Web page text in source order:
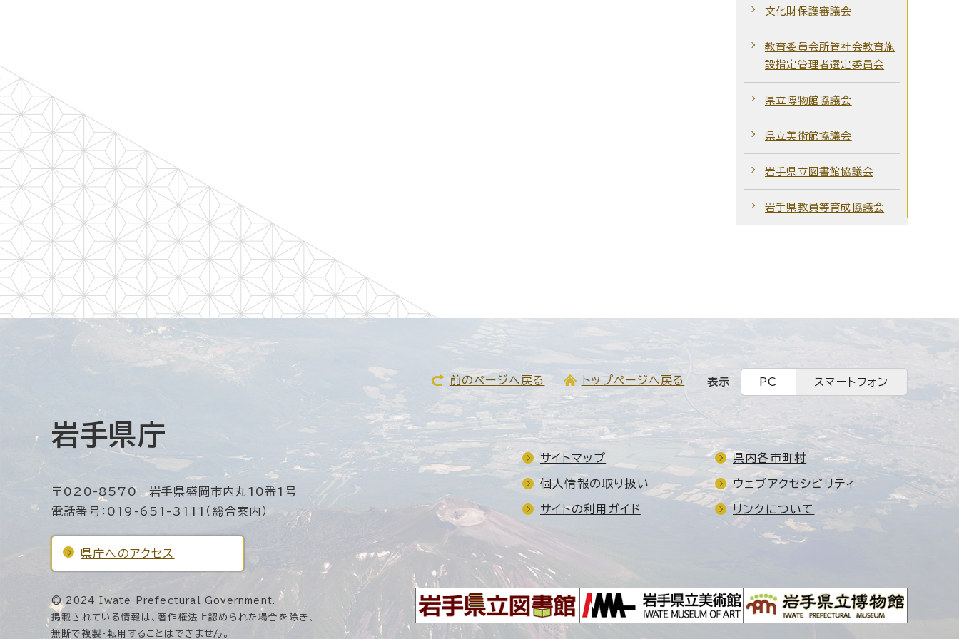
文化財保護審議会
教育委員会所管社会教育施
設指定管理者選定委員会
県立博物館協議会
県立美術館協議会
岩手県立図書館協議会
岩手県教員等育成協議会
前のページへ戻る トップページへ戻る 表示 PC スマートフォン
岩手県庁
〒020-8570 岩手県盛岡市内丸10番1号
電話番号：019-651-3111（総合案内）
県庁へのアクセス
サイトマップ 県内各市町村
個人情報の取り扱い ウェブアクセシビリティ
サイトの利用ガイド リンクについて
© 2024 Iwate Prefectural Government.
掲載されている情報は、著作権法上認められた場合を除き、
無断で複製・転用することはできません。